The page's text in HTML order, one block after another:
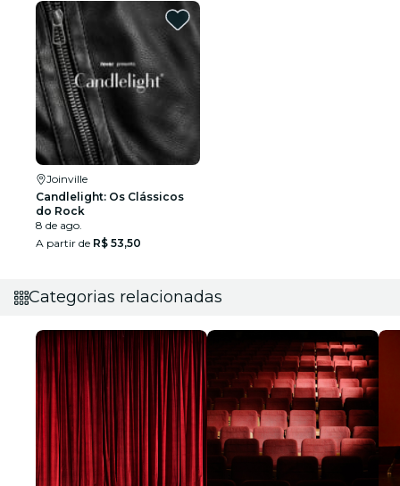
Joinville
Candlelight: Os Clássicos
do Rock
8 de ago.
A partir de R$ 53,50
Categorias relacionadas